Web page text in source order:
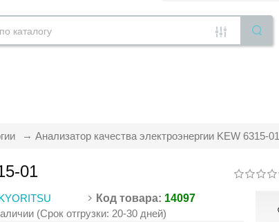
Анализатор качества электроэнергии KEW 6315-01
01
Код товара: 14097
(Срок отгрузки: 20-30 дней)